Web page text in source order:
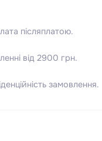
післяплатою.
від 2900 грн.
замовлення.